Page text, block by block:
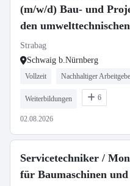
(m/w/d) Bau- und
den
Strabag
Schwaig b.Nürnberg
Vollzeit Nachhaltiger
Weiterbildungen 6
02.08.2026
Servicetechniker /
für Baumaschinen